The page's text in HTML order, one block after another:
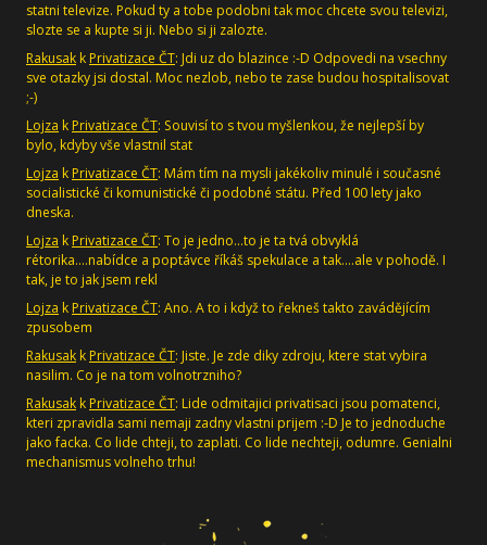
statni televize. Pokud ty a tobe podobni tak moc chcete svou televizi,
slozte se a kupte si ji. Nebo si ji zalozte.
Rakusak k Privatizace ČT: Jdi uz do blazince :-D Odpovedi na vsechny
sve otazky jsi dostal. Moc nezlob, nebo te zase budou hospitalisovat
;-)
Lojza k Privatizace ČT: Souvisí to s tvou myšlenkou, že nejlepší by
bylo, kdyby vše vlastnil stat
Lojza k Privatizace ČT: Mám tím na mysli jakékoliv minulé i současné
socialistické či komunistické či podobné státu. Před 100 lety jako
dneska.
Lojza k Privatizace ČT: To je jedno...to je ta tvá obvyklá
rétorika....nabídce a poptávce říkáš spekulace a tak....ale v pohodě. I
tak, je to jak jsem rekl
Lojza k Privatizace ČT: Ano. A to i když to řekneš takto zavádějícím
zpusobem
Rakusak k Privatizace ČT: Jiste. Je zde diky zdroju, ktere stat vybira
nasilim. Co je na tom volnotrzniho?
Rakusak k Privatizace ČT: Lide odmitajici privatisaci jsou pomatenci,
kteri zpravidla sami nemaji zadny vlastni prijem :-D Je to jednoduche
jako facka. Co lide chteji, to zaplati. Co lide nechteji, odumre. Genialni
mechanismus volneho trhu!